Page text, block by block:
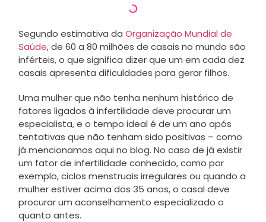
Segundo estimativa da Organização Mundial de
Saúde, de 60 a 80 milhões de casais no mundo são
inférteis, o que significa dizer que um em cada dez
casais apresenta dificuldades para gerar filhos.
Uma mulher que não tenha nenhum histórico de
fatores ligados à infertilidade deve procurar um
especialista, e o tempo ideal é de um ano após
tentativas que não tenham sido positivas – como
já mencionamos aqui no blog. No caso de já existir
um fator de infertilidade conhecido, como por
exemplo, ciclos menstruais irregulares ou quando a
mulher estiver acima dos 35 anos, o casal deve
procurar um aconselhamento especializado o
quanto antes.